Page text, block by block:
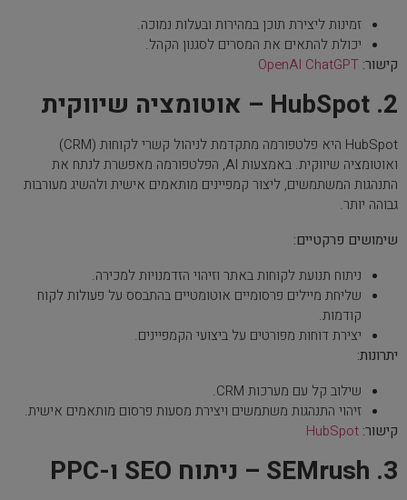
זמינות ליצירת תוכן במהירות ובעלות נמוכה.
יכולת להתאים את המסרים לסגנון הקהל.
קישור: OpenAI ChatGPT
2. HubSpot – אוטומציה שיווקית
HubSpot היא פלטפורמה מתקדמת לניהול קשרי לקוחות (CRM)
ואוטומציה שיווקית. באמצעות AI, הפלטפורמה מאפשרת לנתח את
התנהגות המשתמשים, ליצור קמפיינים מותאמים אישית ולהשיג מעורבות
גבוהה יותר.
שימושים פרקטיים:
ניתוח תנועת לקוחות באתר וזיהוי הזדמנויות למכירה.
שליחת מיילים פרסומיים אוטומטיים בהתבסס על פעולות לקוח
קודמות.
יצירת דוחות מפורטים על ביצועי הקמפיינים.
יתרונות:
שילוב קל עם מערכות CRM.
זיהוי התנהגות משתמשים ויצירת מסעות פרסום מותאמים אישית.
קישור: HubSpot
3. SEMrush – ניתוח SEO ו-PPC